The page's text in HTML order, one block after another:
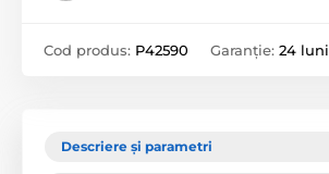
Cod produs: P42590 Garanție: 24 luni
Descriere și parametri